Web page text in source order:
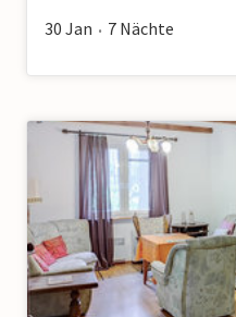
30 Jan • 7 Nächte